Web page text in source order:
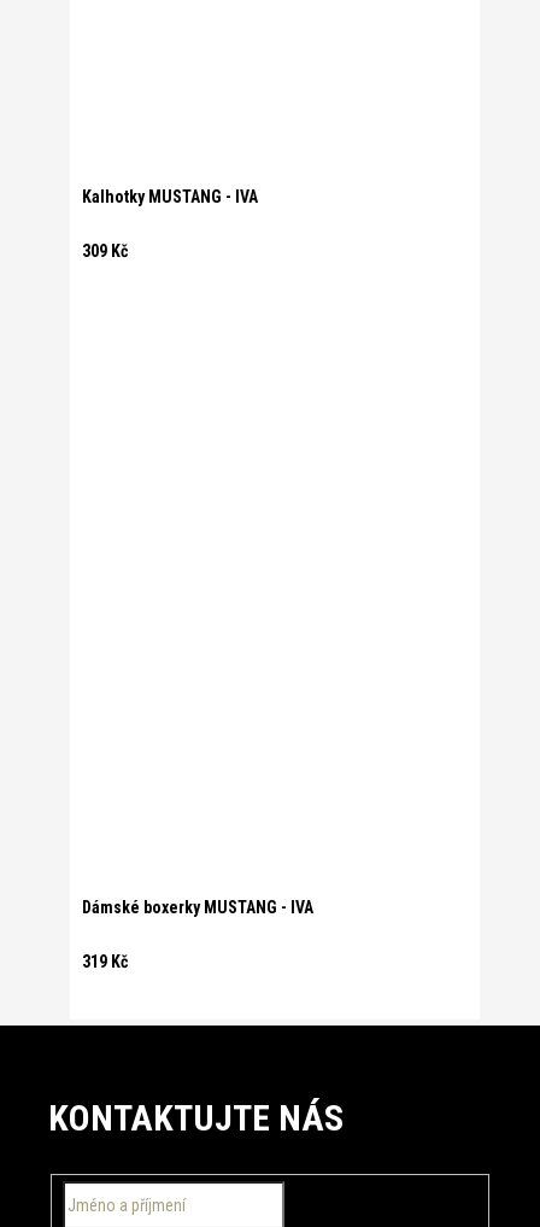
Kalhotky MUSTANG - IVA
309 Kč
Dámské boxerky MUSTANG - IVA
319 Kč
KONTAKTUJTE NÁS